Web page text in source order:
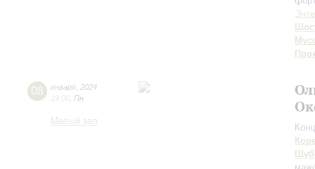
08 января 2024
19:00 Пн
Малый зал